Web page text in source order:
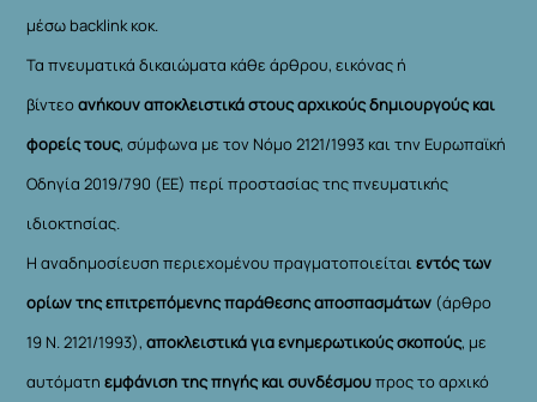
μέσω backlink κοκ.
Τα πνευματικά δικαιώματα κάθε άρθρου, εικόνας ή
βίντεοανήκουν αποκλειστικά στους αρχικούς δημιουργούς και
φορείς τους, σύμφωνα με τον Νόμο 2121/1993 και την Ευρωπαϊκή
Οδηγία 2019/790 (ΕΕ) περί προστασίας της πνευματικής
ιδιοκτησίας.
Η αναδημοσίευση περιεχομένου πραγματοποιείταιεντός των
ορίων της επιτρεπόμενης παράθεσης αποσπασμάτων (άρθρο
19 Ν. 2121/1993), αποκλειστικά για ενημερωτικούς σκοπούς, με
αυτόματηεμφάνιση της πηγής και συνδέσμουπρος το αρχικό